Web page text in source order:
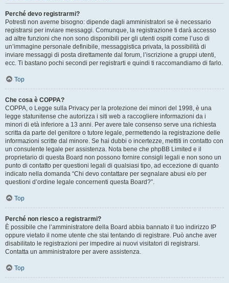
Perché devo registrarmi?
Potresti non averne bisogno: dipende dagli amministratori se è necessario
registrarsi per inviare messaggi. Comunque, la registrazione ti darà accesso
ad altre funzioni che non sono disponibili per gli utenti ospiti come l’uso di
un’immagine personale definibile, messaggistica privata, la possibilità di
inviare messaggi di posta direttamente dal forum, l’iscrizione a gruppi utenti,
ecc. Ti bastano pochi secondi per registrarti e quindi ti raccomandiamo di farlo.
Top
Che cosa è COPPA?
COPPA, o Legge sulla Privacy per la protezione dei minori del 1998, è una
legge statunitense che autorizza i siti web a raccogliere informazioni da i
minori di età inferiore a 13 anni. Per avere tale consenso serve una richiesta
scritta da parte del genitore o tutore legale, permettendo la registrazione delle
informazioni scritte dal minore. Se hai dubbi o incertezze, mettiti in contatto con
un consulente legale per assistenza. Nota bene che phpBB Limited e il
proprietario di questa Board non possono fornire consigli legali e non sono un
punto di contatto per questioni legali di qualsiasi tipo, ad eccezione di quanto
indicato nella domanda “Chi devo contattare per segnalare abusi e/o per
questioni d’ordine legale concernenti questa Board?”.
Top
Perché non riesco a registrarmi?
È possibile che l’amministratore della Board abbia bannato il tuo indirizzo IP
oppure vietato il nome utente che stai tentando di registrare. Può anche aver
disabilitato le registrazioni per impedire ai nuovi visitatori di registrarsi.
Contatta un amministratore per avere assistenza.
Top